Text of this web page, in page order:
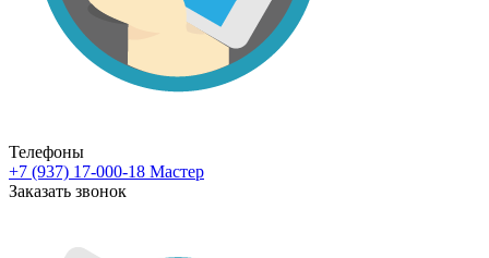
Телефоны
+7 (937) 17-000-18 Мастер
Заказать звонок